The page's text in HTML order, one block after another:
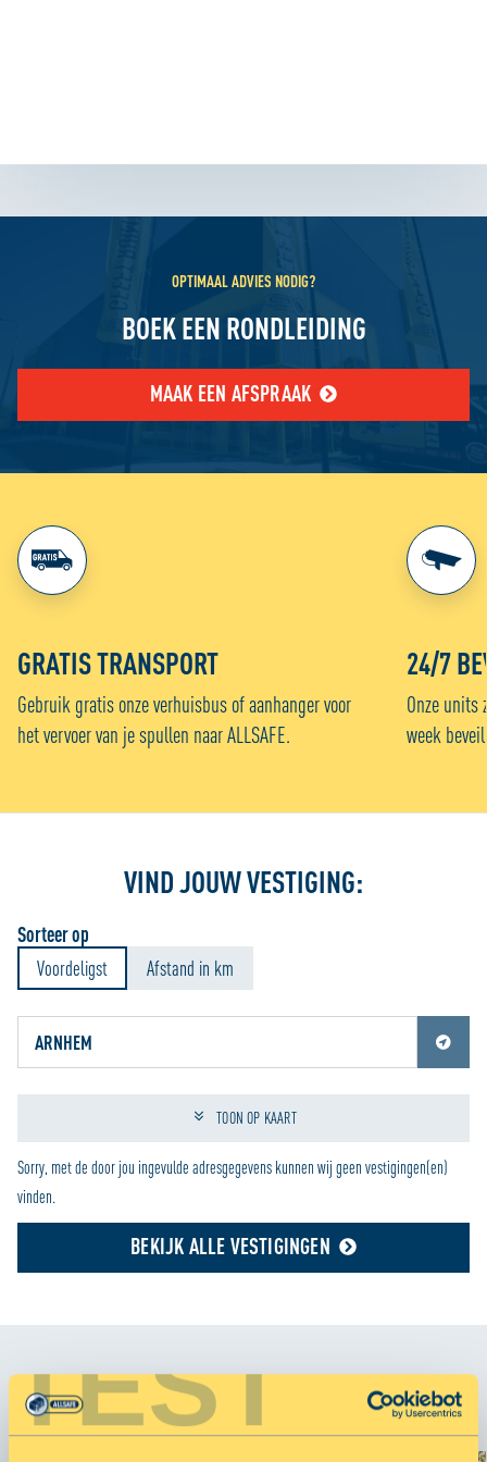
TEST
OPTIMAAL ADVIES NODIG?
BOEK EEN RONDLEIDING
MAAK EEN AFSPRAAK
GRATIS TRANSPORT
Gebruik gratis onze verhuisbus of aanhanger voor
het vervoer van je spullen naar ALLSAFE.
24/7
Onze units
week
VIND JOUW VESTIGING:
Sorteer op
Voordeligst
Afstand in km
Schakel jouw locatiediensten in om deze functie te gebruiken.
TOON OP KAART
Sorry, met de door jou ingevulde adresgegevens kunnen wij geen vestigingen(en)
vinden.
BEKIJK ALLE VESTIGINGEN
JOUW OPSLAG NOG MAKKELIJKER MET: